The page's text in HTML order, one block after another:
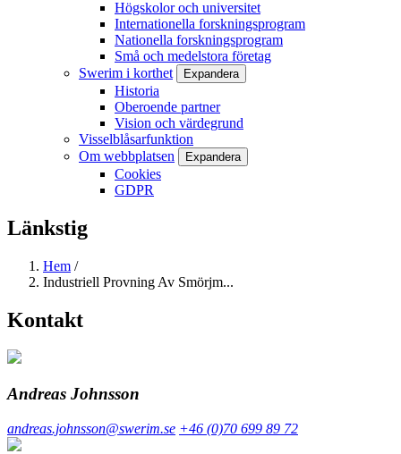
Högskolor och universitet
Internationella forskningsprogram
Nationella forskningsprogram
Små och medelstora företag
Swerim i korthet
Expandera
Historia
Oberoende partner
Vision och värdegrund
Visselblåsarfunktion
Om webbplatsen
Expandera
Cookies
GDPR
Länkstig
Hem /
Industriell Provning Av Smörjm...
Kontakt
Andreas Johnsson
andreas.johnsson@swerim.se +46 (0)70 699 89 72